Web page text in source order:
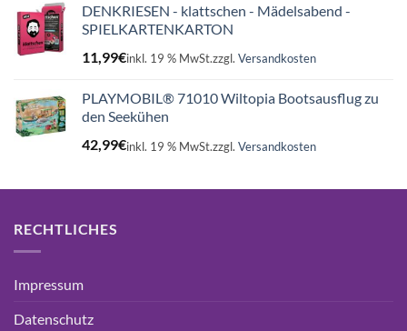
DENKRIESEN - klattschen - Mädelsabend -
SPIELKARTENKARTON
11,99€inkl. 19 % MwSt.zzgl. Versandkosten
PLAYMOBIL® 71010 Wiltopia Bootsausflug zu
den Seekühen
42,99€inkl. 19 % MwSt.zzgl. Versandkosten
RECHTLICHES
Impressum
Datenschutz